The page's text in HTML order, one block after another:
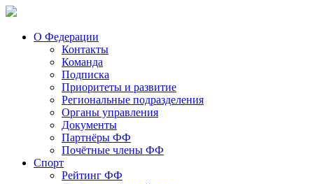
О Федерации
Контакты
Команда
Подписка
Приоритеты и развитие
Региональные подразделения
Органы управления
Документы
Партнёры ФФ
Почётные члены ФФ
Спорт
Рейтинг ФФ